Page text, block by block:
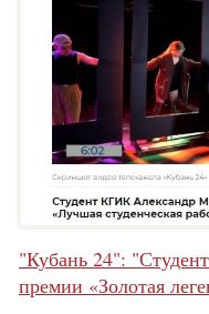
"Кубань 24":
премии «Золотая